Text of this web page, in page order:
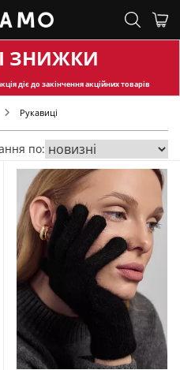
ЗНИЖКИ
діє до закінчення акційних товарів
Рукавиці
по: